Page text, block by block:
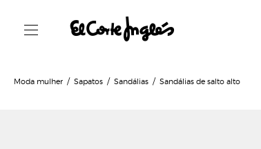
Moda mulher Sapatos Sandálias Sandálias de salto alto